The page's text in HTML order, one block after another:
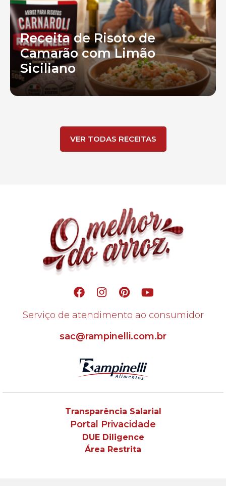
Receita de Risoto de
Camarão com Limão
Siciliano
VER TODAS RECEITAS
Serviço de atendimento ao consumidor
sac@rampinelli.com.br
Transparência Salarial
Portal Privacidade
DUE Diligence
Área Restrita